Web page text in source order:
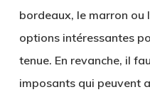
bordeaux, le marron ou
options intéressantes
tenue. En revanche, il
imposants qui peuvent